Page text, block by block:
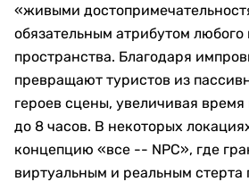
«живыми
обязательным атрибутом любого
пространства. Благодаря
превращают туристов из
героев сцены, увеличивая
до 8 часов. В некоторых
концепцию «все -- NPC», где
виртуальным и реальным стерта